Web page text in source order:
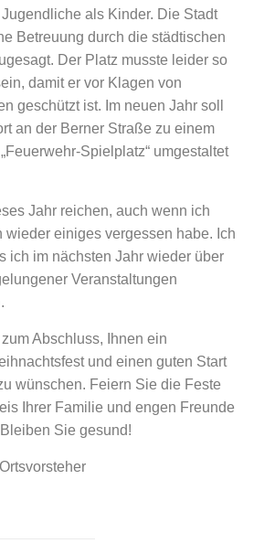
als Kinder. Die Stadt
Betreuung durch die städtischen
Der Platz musste leider so
damit er vor Klagen von
geschützt ist. Im neuen Jahr soll
an der Berner Straße zu einem
Spielplatz“ umgestaltet
Jahr reichen, auch wenn ich
wieder einiges vergessen habe. Ich
ich im nächsten Jahr wieder über
Veranstaltungen
Abschluss, Ihnen ein
und einen guten Start
wünschen. Feiern Sie die Feste
Ihrer Familie und engen Freunde
Sie gesund!